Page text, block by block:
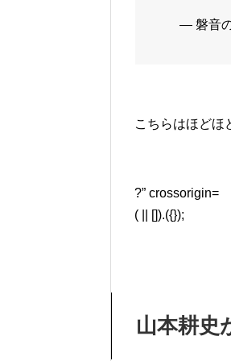
— 磐音
こちらはほどほ
?” crossorigin=
( || []).({});
山本耕史